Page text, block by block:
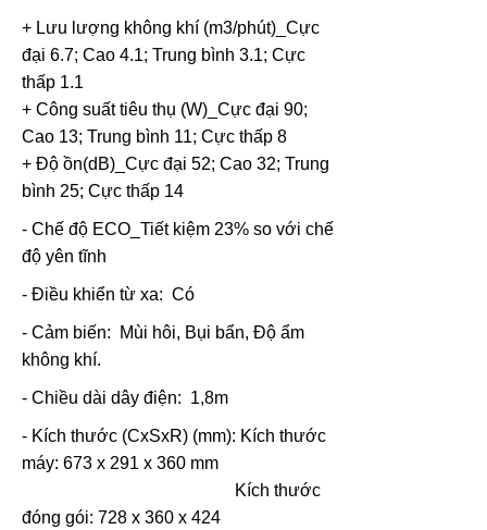
+ Lưu lượng không khí (m3/phút)_Cực
đại 6.7; Cao 4.1; Trung bình 3.1; Cực
thấp 1.1
+ Công suất tiêu thụ (W)_Cực đại 90;
Cao 13; Trung bình 11; Cực thấp 8
+ Độ ồn(dB)_Cực đại 52; Cao 32; Trung
bình 25; Cực thấp 14
- Chế độ ECO_Tiết kiệm 23% so với chế
độ yên tĩnh
- Điều khiển từ xa: Có
- Cảm biến: Mùi hôi, Bụi bẩn, Độ ẩm
không khí.
- Chiều dài dây điện: 1,8m
- Kích thước (CxSxR) (mm): Kích thước
máy: 673 x 291 x 360 mm
Kích thước
đóng gói: 728 x 360 x 424